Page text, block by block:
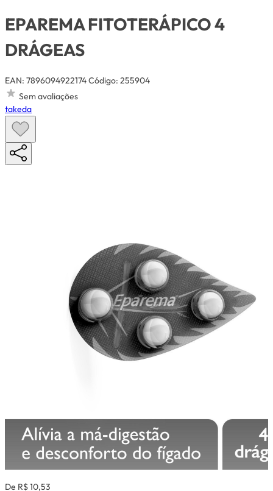
EPAREMA FITOTERÁPICO 4
DRÁGEAS
EAN: 7896094922174Código: 255904
Sem avaliações
takeda
De R$ 10,53